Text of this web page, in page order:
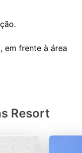
em frente à área
Resort